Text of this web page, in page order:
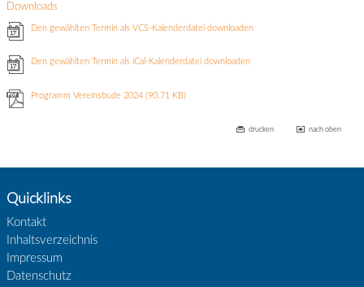
Downloads
Den gewählten Termin als VCS-Kalenderdatei downloaden
Den gewählten Termin als iCal-Kalenderdatei downloaden
Programm Vereinsbude 2024(90.71 KB)
drucken nach oben
Quicklinks
Kontakt
Inhaltsverzeichnis
Impressum
Datenschutz